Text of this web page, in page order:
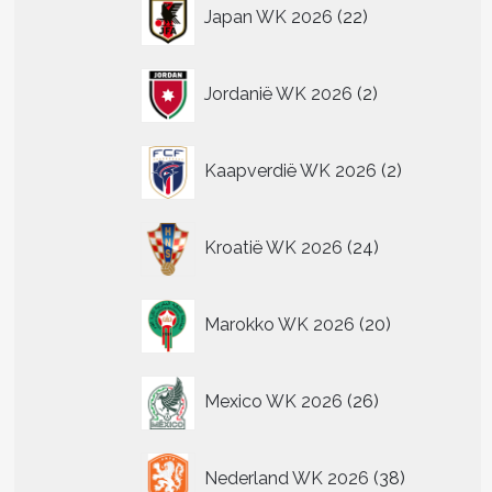
Japan WK 2026 22
producten
Jordanië WK 2026 2
producten
Kaapverdië WK 2026 2
producten
Kroatië WK 2026 24
producten
Marokko WK 2026 20
producten
Mexico WK 2026 26
producten
Nederland WK 2026 38